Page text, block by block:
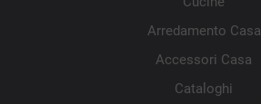
Arredamento Casa
Accessori Casa
Cataloghi